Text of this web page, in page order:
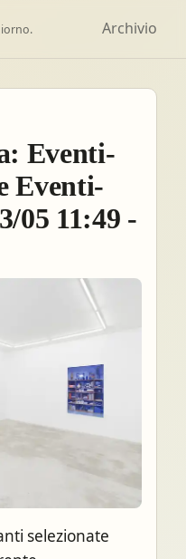
Archivio
Eventi-
Eventi-
05 11:49 -
selezionate